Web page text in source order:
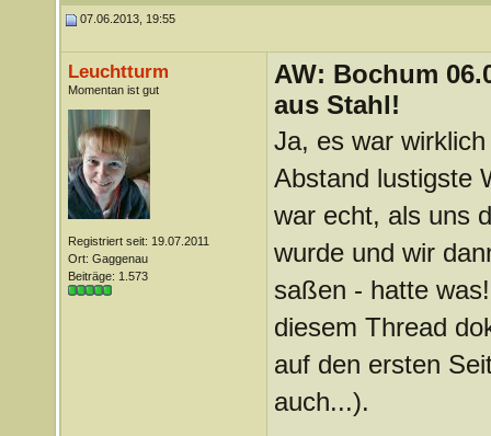
07.06.2013, 19:55
Leuchtturm
Momentan ist gut
Registriert seit: 19.07.2011
Ort: Gaggenau
Beiträge: 1.573
AW: Bochum
aus Stahl!
Ja, es war
Abstand lustigste
war echt, als uns
wurde und wir
saßen - hatte
diesem Thread
auf den ersten
auch...).